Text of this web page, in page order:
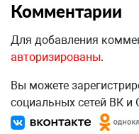
Комментарии
Для добавления
авторизированы.
Вы можете
социальных сетей ВК и